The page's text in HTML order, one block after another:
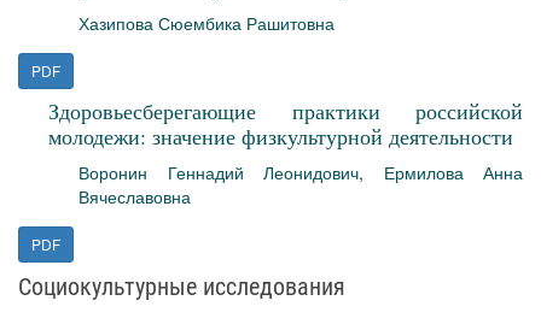
Хазипова Сюембика Рашитовна
PDF
Здоровьесберегающие практики российской
молодежи: значение физкультурной деятельности
Воронин Геннадий Леонидович, Ермилова Анна
Вячеславовна
PDF
Социокультурные исследования